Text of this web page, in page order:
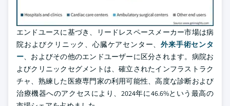
エンドユースに基づき、リードレスペースメーカー市場は病
院およびクリニック、心臓ケアセンター、外来手術センタ
ー、およびその他のエンドユーザーに区分されます。病院お
よびクリニックセグメントは、確立されたインフラストラク
チャ、熟練した医療専門家の利用可能性、高度な診断および
治療機器へのアクセスにより、2024年に46.6%という最高の